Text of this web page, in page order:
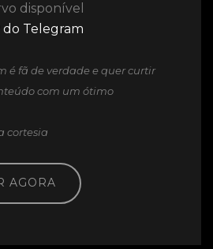
disponível
Telegram
é fã de verdade e quer curtir
com um ótimo
cortesia
AGORA